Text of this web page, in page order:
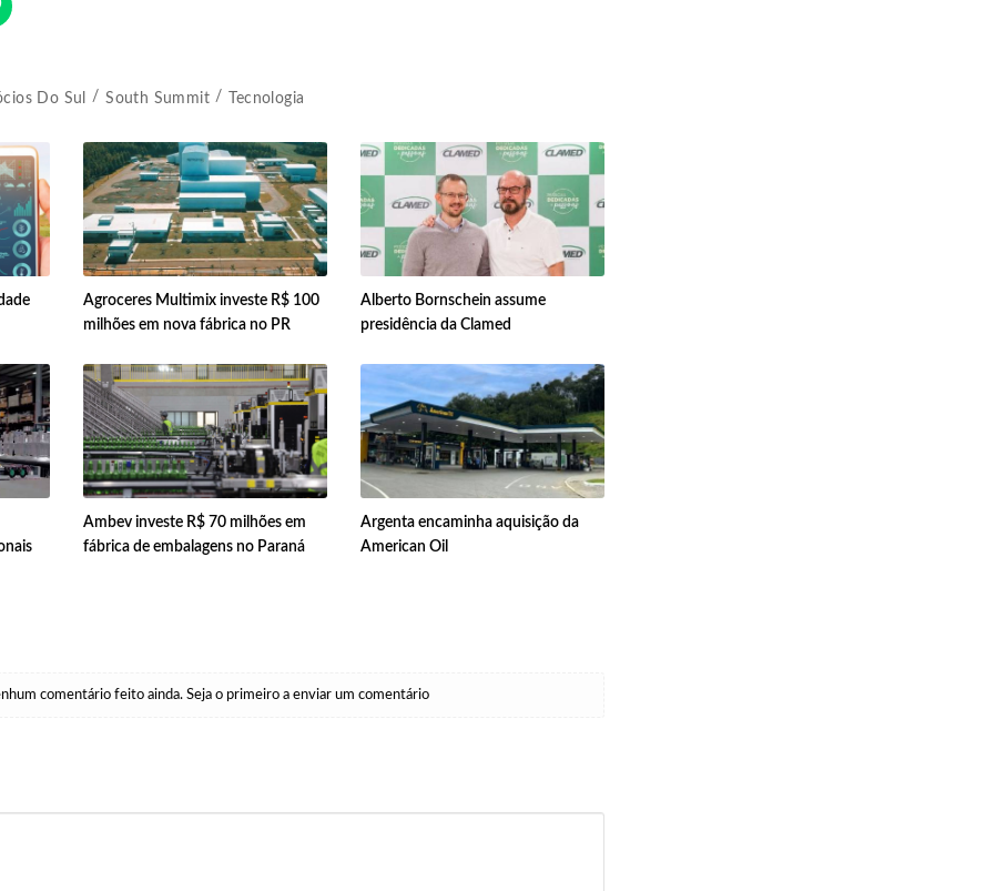
Do Sul South Summit Tecnologia
Agroceres Multimix investe R$ 100
milhões em nova fábrica no PR
Alberto Bornschein assume
presidência da Clamed
Ambev investe R$ 70 milhões em
fábrica de embalagens no Paraná
Argenta encaminha aquisição da
American Oil
comentário feito ainda. Seja o primeiro a enviar um comentário